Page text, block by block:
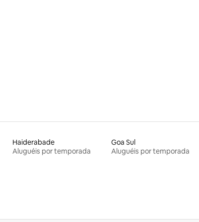
Haiderabade
Aluguéis por temporada
Goa Sul
Aluguéis por temporada